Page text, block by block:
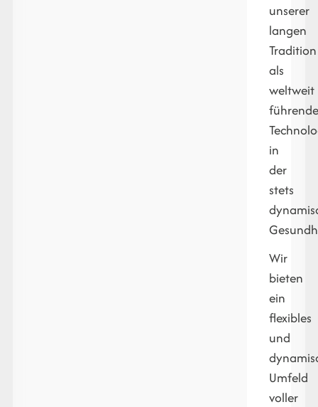
unserer
langen
Tradition
als
weltweit
in
der
stets
Wir
bieten
ein
flexibles
und
Umfeld
voller